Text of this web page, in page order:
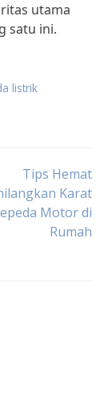
utama
satu ini.
listrik
Tips Hemat
Karat
Motor di
Rumah